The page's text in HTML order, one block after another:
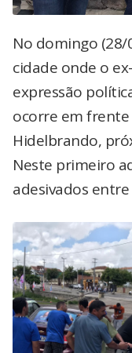
No domingo (28/
cidade onde o
expressão
ocorre em
Hidelbrando,
Neste primeiro
adesivados entre